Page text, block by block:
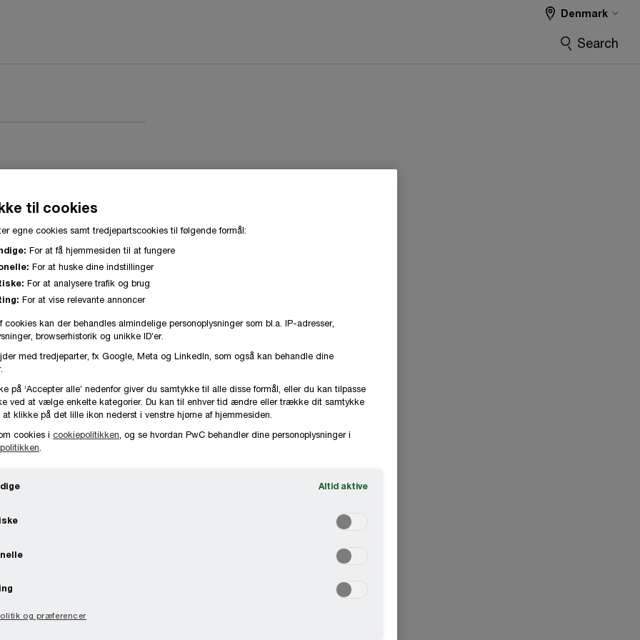
Denmark
Search
til cookies
egne cookies samt tredjepartscookies til følgende formål:
For at få hjemmesiden til at fungere
For at huske dine indstillinger
For at analysere trafik og brug
For at vise relevante annoncer
cookies kan der behandles almindelige personoplysninger som bl.a. IP-adresser,
browserhistorik og unikke ID’er.
med tredjeparter, fx Google, Meta og LinkedIn, som også kan behandle dine
på ‘Accepter alle’ nedenfor giver du samtykke til alle disse formål, eller du kan tilpasse
ved at vælge enkelte kategorier. Du kan til enhver tid ændre eller trække dit samtykke
klikke på det lille ikon nederst i venstre hjørne af hjemmesiden.
cookies i cookiepolitikken , og se hvordan PwC behandler dine personoplysninger i
Altid aktive
og præferencer